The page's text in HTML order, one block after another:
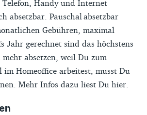
Telefon, Handy und Internet
absetzbar. Pauschal absetzbar
Gebühren, maximal
Jahr gerechnet sind das höchstens
absetzen, weil Du zum
im Homeoffice arbeitest, musst Du
Mehr Infos dazu liest Du hier.